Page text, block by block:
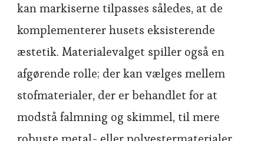
kan markiserne tilpasses således, at de
komplementerer husets eksisterende
æstetik. Materialevalget spiller også en
afgørende rolle; der kan vælges mellem
stofmaterialer, der er behandlet for at
modstå falmning og skimmel, til mere